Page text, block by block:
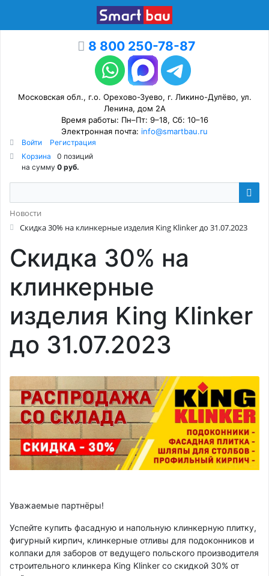
8 800 250-78-87
Московская обл., г.о. Орехово-Зуево, г. Ликино-Дулёво, ул.
Ленина, дом 2А
Время работы: Пн–Пт: 9–18, Сб: 10–16
Электронная почта: info@smartbau.ru
Войти
Регистрация
Корзина
0 позиций
на сумму 0 руб.
Новости
Скидка 30% на клинкерные изделия King Klinker до 31.07.2023
Скидка 30% на
клинкерные
изделия King Klinker
до 31.07.2023
Уважаемые партнёры!
Успейте купить фасадную и напольную клинкерную плитку,
фигурный кирпич, клинкерные отливы для подоконников и
колпаки для заборов от ведущего польского производителя
строительного клинкера King Klinker со скидкой 30% от